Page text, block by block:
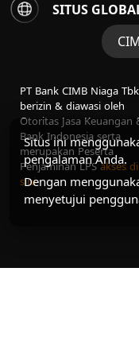
Situs ini
pengalaman Anda.
Dengan
menyetujui
SITUS
PT Bank CIMB Niaga Tbk
berizin & diawasi oleh
Otoritas Jasa Keuangan
Bank Indonesia serta
merupakan Peserta
Penjaminan LPSakses di
sini